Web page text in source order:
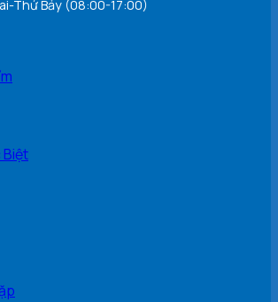
Thứ Bảy (08:00-17:00)
Biệt